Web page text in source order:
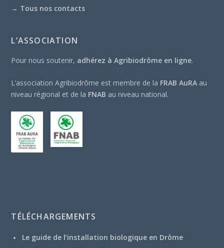
→ Tous nos contacts
L’ASSOCIATION
Pour nous soutenir, adhérez à Agribiodrôme en ligne.
L’association Agribiodrôme est membre de la FRAB AuRA au
niveau régional et de la FNAB au niveau national.
TÉLÉCHARGEMENTS
Le guide de l’installation biologique en Drôme